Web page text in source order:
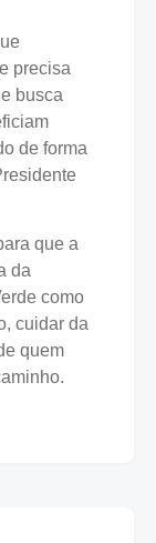
precisa
busca
de forma
que a
da
como
cuidar da
quem